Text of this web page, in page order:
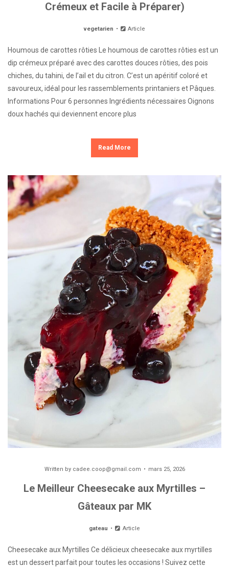
Crémeux et Facile à Préparer)
vegetarien Article
Houmous de carottes rôties Le houmous de carottes rôties est un
dip crémeux préparé avec des carottes douces rôties, des pois
chiches, du tahini, de l’ail et du citron. C’est un apéritif coloré et
savoureux, idéal pour les rassemblements printaniers et Pâques.
Informations Pour 6 personnes Ingrédients nécessaires Oignons
doux hachés qui deviennent encore plus
Read More
Written by cadee.coop@gmail.com mars 25, 2026
Le Meilleur Cheesecake aux Myrtilles –
Gâteaux par MK
gateau Article
Cheesecake aux Myrtilles Ce délicieux cheesecake aux myrtilles
est un dessert parfait pour toutes les occasions ! Suivez cette